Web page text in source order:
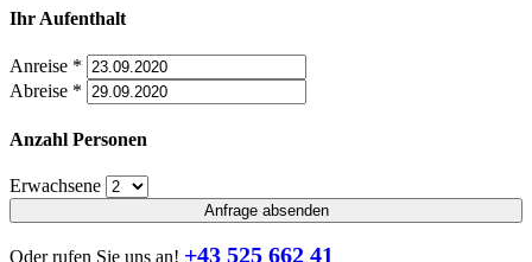
Ihr Aufenthalt
Anreise *
Abreise *
Anzahl Personen
Erwachsene
Anfrage absenden
Oder rufen Sie uns an! +43 525 662 41